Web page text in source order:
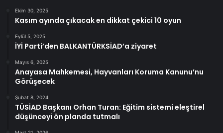
Ekim 30, 2025
Kasım ayında çıkacak en dikkat çekici 10 oyun
Eylül 5, 2025
İYİ Parti’den BALKANTÜRKSİAD’a ziyaret
Mayıs 6, 2025
Anayasa Mahkemesi, Hayvanları Koruma Kanunu’nu
Görüşecek
Şubat 8, 2024
TÜSİAD Başkanı Orhan Turan: Eğitim sistemi eleştirel
düşünceyi ön planda tutmalı